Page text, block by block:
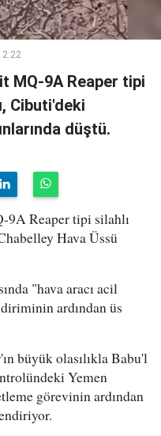
MQ-9A Reaper tipi
Cibuti'deki
düştü.
Reaper tipi silahlı
Hava Üssü
"hava aracı acil
ardından üs
büyük olasılıkla Babu'l
Yemen
görevinin ardından